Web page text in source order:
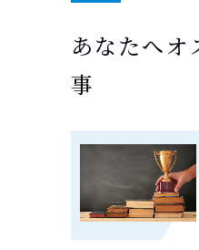
あなたへオ
事